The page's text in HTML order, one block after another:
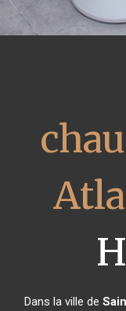
Dans la ville de